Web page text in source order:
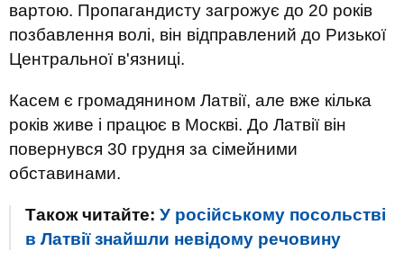
вартою. Пропагандисту загрожує до 20 років
позбавлення волі, він відправлений до Ризької
Центральної в'язниці.
Касем є громадянином Латвії, але вже кілька
років живе і працює в Москві. До Латвії він
повернувся 30 грудня за сімейними
обставинами.
Також читайте: У російському посольстві
в Латвії знайшли невідому речовину